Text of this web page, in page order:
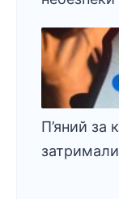
П’яний за